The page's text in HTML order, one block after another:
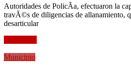
Autoridades de PolicÃ­a, efectuaron la
travÃ©s de diligencias de allanamiento,
desarticular
Municipio